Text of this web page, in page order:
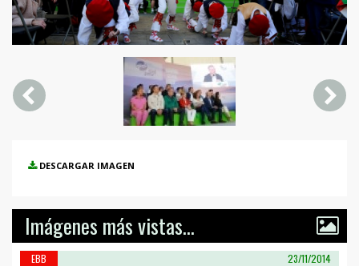
DESCARGAR IMAGEN
Imágenes más vistas...
EBB 23/11/2014